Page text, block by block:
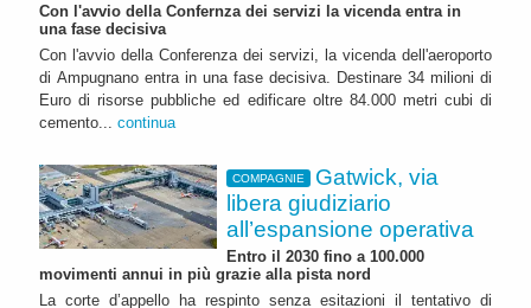
Con l'avvio della Confernza dei servizi la vicenda entra in
una fase decisiva
Con l'avvio della Conferenza dei servizi, la vicenda dell'aeroporto
di Ampugnano entra in una fase decisiva. Destinare 34 milioni di
Euro di risorse pubbliche ed edificare oltre 84.000 metri cubi di
cemento... continua
COMPAGNIE
Gatwick, via
libera giudiziario
all’espansione operativa
Entro il 2030 fino a 100.000
movimenti annui in più grazie alla pista nord
La corte d’appello ha respinto senza esitazioni il tentativo di